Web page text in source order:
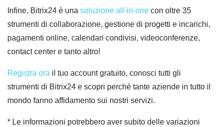
Infine, Bitrix24 è una soluzione all-in-one con oltre 35
strumenti di collaborazione, gestione di progetti e incarichi,
pagamenti online, calendari condivisi, videoconferenze,
contact center e tanto altro!
Registra ora il tuo account gratuito, conosci tutti gli
strumenti di Bitrix24 e scopri perché tante aziende in tutto il
mondo fanno affidamento sui nostri servizi.
* Le informazioni potrebbero aver subito delle variazioni